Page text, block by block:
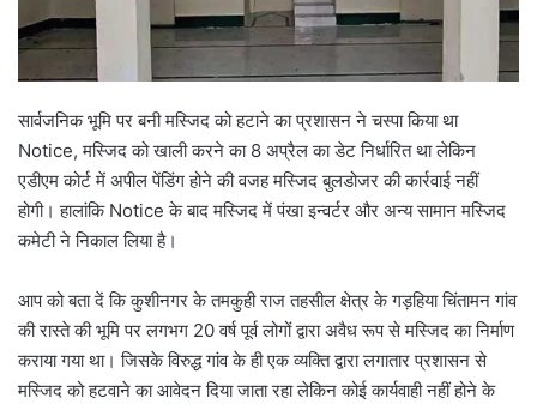
सार्वजनिक भूमि पर बनी मस्जिद को हटाने का प्रशासन ने चस्पा किया था
Notice, मस्जिद को खाली करने का 8 अप्रैल का डेट निर्धारित था लेकिन
एडीएम कोर्ट में अपील पेंडिंग होने की वजह मस्जिद बुलडोजर की कार्रवाई नहीं
होगी। हालांकि Notice के बाद मस्जिद में पंखा इन्वर्टर और अन्य सामान मस्जिद
कमेटी ने निकाल लिया है।
आप को बता दें कि कुशीनगर के तमकुही राज तहसील क्षेत्र के गड़हिया चिंतामन गांव
की रास्ते की भूमि पर लगभग 20 वर्ष पूर्व लोगों द्वारा अवैध रूप से मस्जिद का निर्माण
कराया गया था। जिसके विरुद्ध गांव के ही एक व्यक्ति द्वारा लगातार प्रशासन से
मस्जिद को हटवाने का आवेदन दिया जाता रहा लेकिन कोई कार्यवाही नहीं होने के